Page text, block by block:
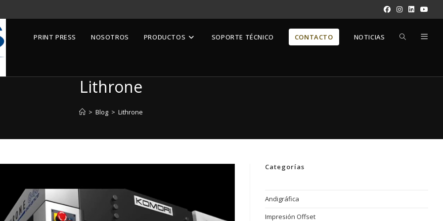
PRINT PRESS NOSOTROS PRODUCTOS SOPORTE TÉCNICO CONTACTO NOTICIAS ALTERNAR
Lithrone
> Blog > Lithrone
Categorías
Andigráfica
Impresión Offset